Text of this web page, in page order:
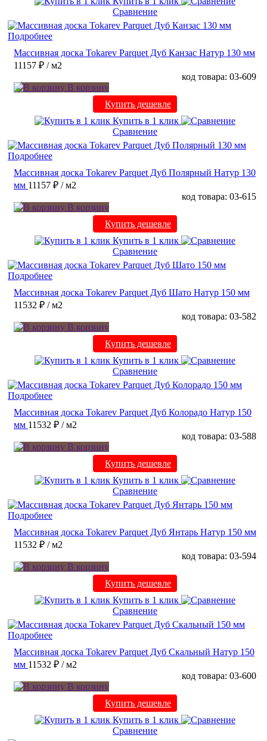
Сравнение
Подробнее
Массивная доска Tokarev Parquet Дуб Канзас Натур 130 мм
11157 ₽ / м2
код товара: 03-609
В корзину
Купить дешевле
Купить в 1 клик
Сравнение
Подробнее
Массивная доска Tokarev Parquet Дуб Полярный Натур 130
мм 11157 ₽ / м2
код товара: 03-615
В корзину
Купить дешевле
Купить в 1 клик
Сравнение
Подробнее
Массивная доска Tokarev Parquet Дуб Шато Натур 150 мм
11532 ₽ / м2
код товара: 03-582
В корзину
Купить дешевле
Купить в 1 клик
Сравнение
Подробнее
Массивная доска Tokarev Parquet Дуб Колорадо Натур 150
мм 11532 ₽ / м2
код товара: 03-588
В корзину
Купить дешевле
Купить в 1 клик
Сравнение
Подробнее
Массивная доска Tokarev Parquet Дуб Янтарь Натур 150 мм
11532 ₽ / м2
код товара: 03-594
В корзину
Купить дешевле
Купить в 1 клик
Сравнение
Подробнее
Массивная доска Tokarev Parquet Дуб Скальный Натур 150
мм 11532 ₽ / м2
код товара: 03-600
В корзину
Купить дешевле
Купить в 1 клик
Сравнение